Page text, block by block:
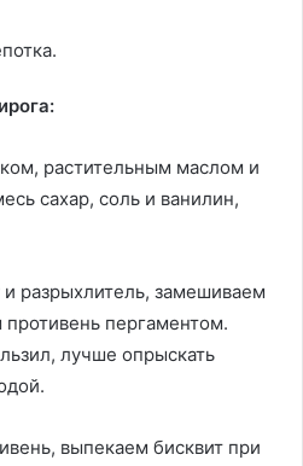
растительным маслом и
сахар, соль и ванилин,
разрыхлитель, замешиваем
противень пергаментом.
лучше опрыскать
выпекаем бисквит при